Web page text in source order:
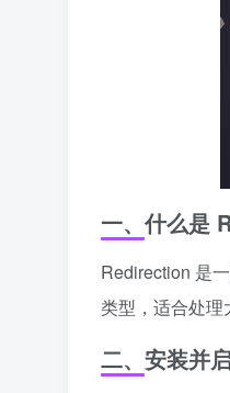
一、什么是
Redirection 是
类型，适合处理
二、安装并